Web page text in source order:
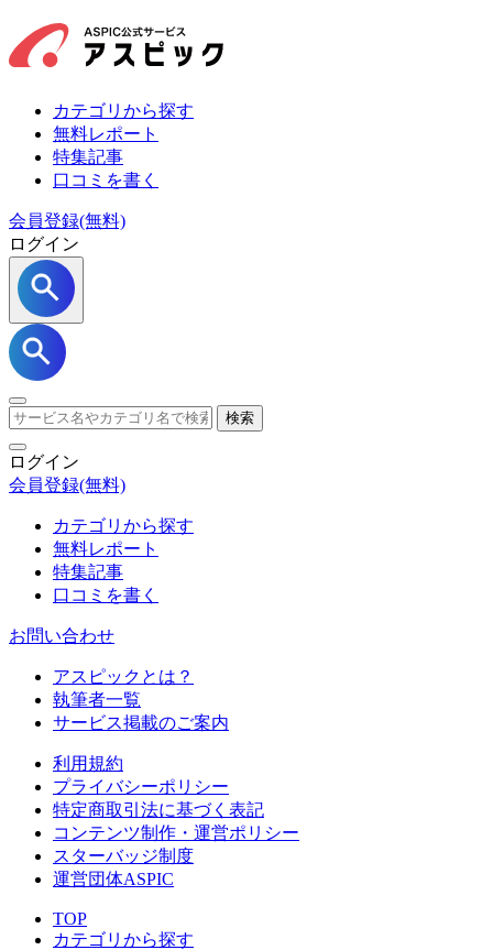
カテゴリから探す
無料レポート
特集記事
口コミを書く
会員登録(無料)
ログイン
検索
ログイン
会員登録(無料)
カテゴリから探す
無料レポート
特集記事
口コミを書く
お問い合わせ
アスピックとは？
執筆者一覧
サービス掲載のご案内
利用規約
プライバシーポリシー
特定商取引法に基づく表記
コンテンツ制作・運営ポリシー
スターバッジ制度
運営団体ASPIC
TOP
カテゴリから探す